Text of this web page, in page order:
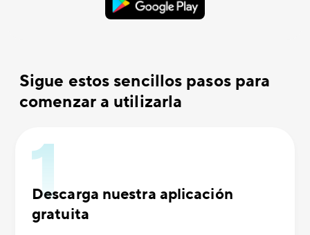
Sigue estos sencillos pasos para
comenzar a utilizarla
Descarga nuestra aplicación
gratuita